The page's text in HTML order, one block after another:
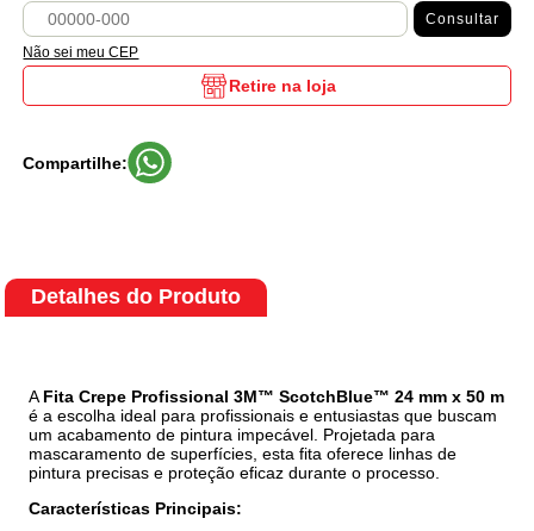
Consultar
Não sei meu CEP
Retire na loja
Compartilhe:
Detalhes do Produto
A Fita Crepe Profissional 3M™ ScotchBlue™ 24 mm x 50 m
é a escolha ideal para profissionais e entusiastas que buscam
um acabamento de pintura impecável. Projetada para
mascaramento de superfícies, esta fita oferece linhas de
pintura precisas e proteção eficaz durante o processo.
Características Principais: